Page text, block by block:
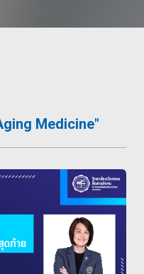
Medicine"